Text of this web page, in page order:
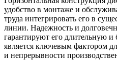
удобство в монтаже и
труда интегрировать его в
линии. Надежность и
гарантируют его длительную и
является ключевым фактором
и непрерывности